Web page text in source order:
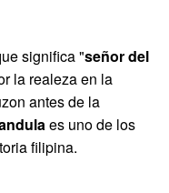
significa "señor del
la realeza en la
antes de la
es uno de los
filipina.